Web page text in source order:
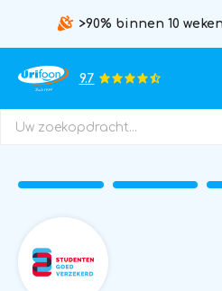
>90% binnen 10
9.7